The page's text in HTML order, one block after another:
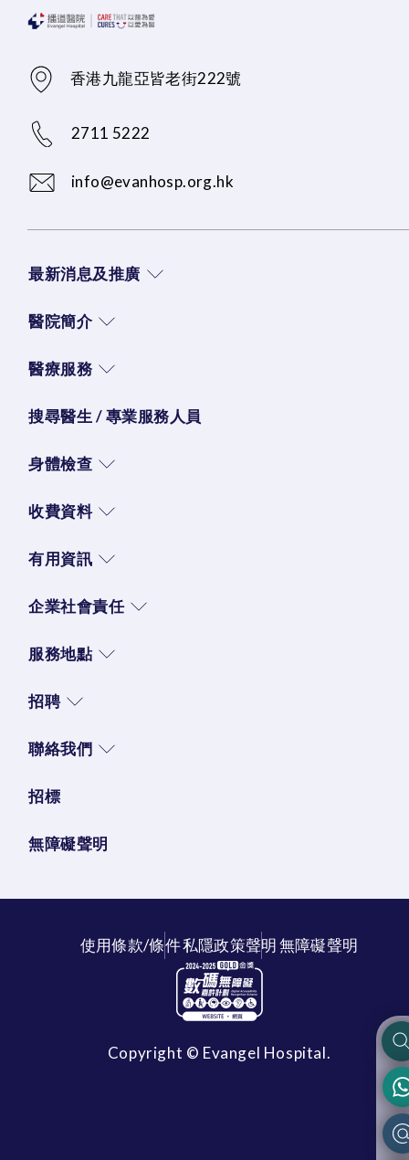
香港九龍亞皆老街222號
2711 5222
info@evanhosp.org.hk
最新消息及推廣
醫院簡介
醫療服務
搜尋醫生 / 專業服務人員
身體檢查
收費資料
有用資訊
企業社會責任
服務地點
招聘
聯絡我們
招標
無障礙聲明
使用條款/條件私隱政策聲明無障礙聲明
Copyright © Evangel Hospital.